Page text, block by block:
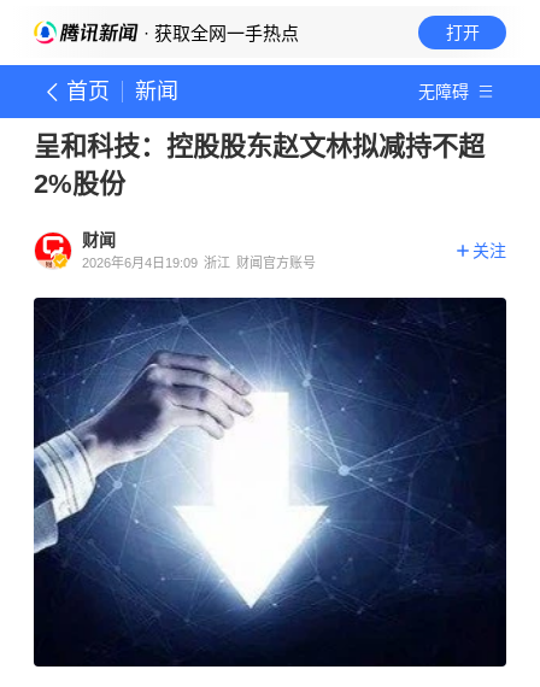
· 获取全网一手热点 打开
首页 新闻 无障碍
呈和科技：控股股东赵文林拟减持不超
2%股份
财闻
2026年6月4日19:09 浙江 财闻官方账号
关注